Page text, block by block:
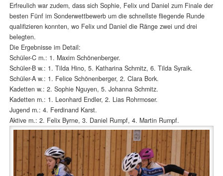
Erfreulich war zudem, dass sich Sophie, Felix und Daniel zum Finale der
besten Fünf im Sonderwettbewerb um die schnellste fliegende Runde
qualifizieren konnten, wo Felix und Daniel die Ränge zwei und drei
belegten.
Die Ergebnisse im Detail:
Schüler-C m.: 1. Maxim Schönenberger.
Schüler-B w.: 1. Tilda Hino, 5. Katharina Schmitz, 6. Tilda Syraik.
Schüler-A w.: 1. Felice Schönenberger, 2. Clara Bork.
Kadetten w.: 2. Sophie Nguyen, 5. Johanna Schmitz.
Kadetten m.: 1. Leonhard Endler, 2. Lias Rohrmoser.
Jugend m.: 4. Ferdinand Karst.
Aktive m.: 2. Felix Byrne, 3. Daniel Rumpf, 4. Martin Rumpf.